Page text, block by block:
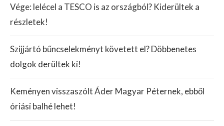
Vége: lelécel a TESCO is az országból? Kiderültek a
részletek!
Szijjártó bűncselekményt követett el? Döbbenetes
dolgok derültek ki!
Keményen visszaszólt Áder Magyar Péternek, ebből
óriási balhé lehet!